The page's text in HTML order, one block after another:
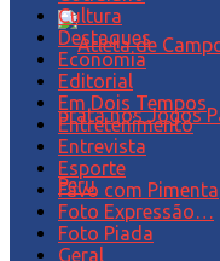
Cultura
Destaques
Economia
Editorial
Em Dois Tempos
Entretenimento
Entrevista
Esporte
Favo com Pimenta
Foto Expressão…
Foto Piada
Geral